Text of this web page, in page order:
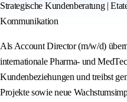
Strategische Kundenberatung |
Kommunikation
Als Account Director (m/w/d)
internationale Pharma- und
Kundenbeziehungen und treibst
Projekte sowie neue